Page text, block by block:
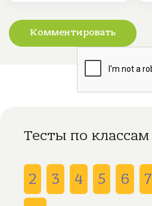
Комментировать
Тесты по классам
2 3 4 5 6 7